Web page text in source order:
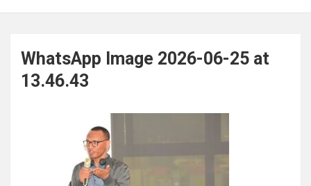
WhatsApp Image 2026-06-25 at
13.46.43